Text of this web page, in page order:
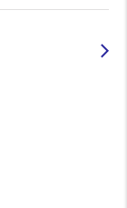
、人間と機